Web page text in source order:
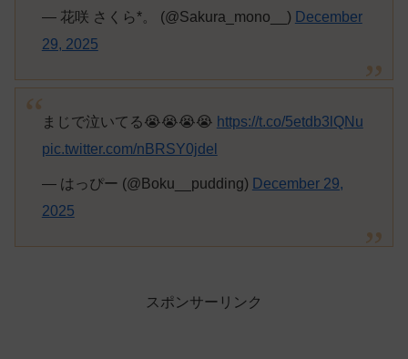
— 花咲 さくら*。 (@Sakura_mono__) December
29, 2025
まじで泣いてる😭😭😭😭 https://t.co/5etdb3lQNu
pic.twitter.com/nBRSY0jdel
— はっぴー (@Boku__pudding) December 29,
2025
スポンサーリンク